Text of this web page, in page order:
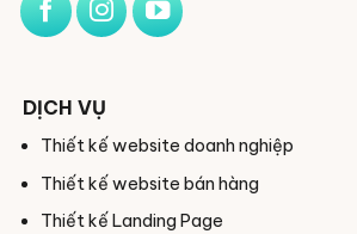
DỊCH VỤ
Thiết kế website doanh nghiệp
Thiết kế website bán hàng
Thiết kế Landing Page